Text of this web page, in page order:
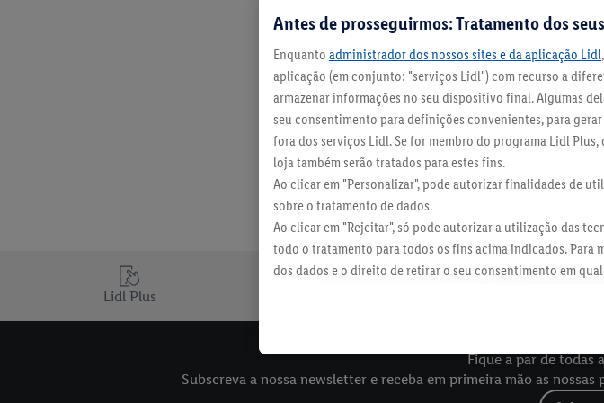
Lidl Plus
Fique a par de todas
Subscreva a nossa newsletter e receba em primeira mão as
Antes de prosseguirmos: Tratamento dos
Enquanto administrador dos nossos sites e da aplicação Lidl
aplicação (em conjunto: "serviços Lidl") com recurso a
armazenar informações no seu dispositivo final. Algumas
seu consentimento para definições convenientes, para
fora dos serviços Lidl. Se for membro do programa Lidl
loja também serão tratados para estes fins.
Ao clicar em "Personalizar", pode autorizar finalidades de
sobre o tratamento de dados.
Ao clicar em "Rejeitar", só pode autorizar a utilização das
todo o tratamento para todos os fins acima indicados. Para
dos dados e o direito de retirar o seu consentimento em